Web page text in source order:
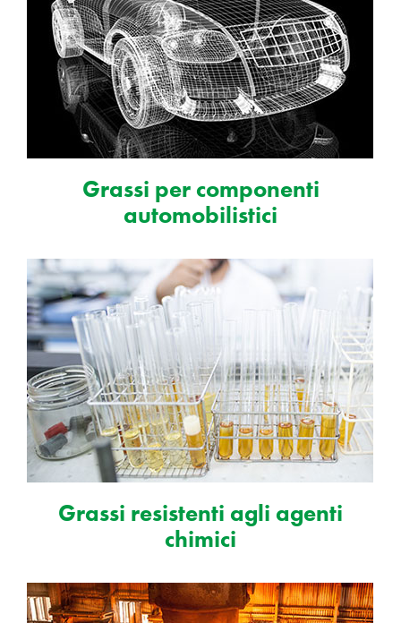
Grassi per componenti
automobilistici
Grassi resistenti agli agenti
chimici